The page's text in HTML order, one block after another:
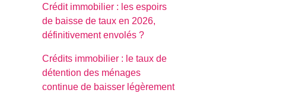
Crédit immobilier : les espoirs
de baisse de taux en 2026,
définitivement envolés ?
Crédits immobilier : le taux de
détention des ménages
continue de baisser légèrement